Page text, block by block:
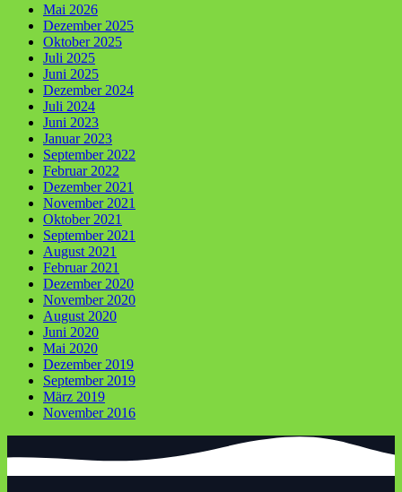
Mai 2026
Dezember 2025
Oktober 2025
Juli 2025
Juni 2025
Dezember 2024
Juli 2024
Juni 2023
Januar 2023
September 2022
Februar 2022
Dezember 2021
November 2021
Oktober 2021
September 2021
August 2021
Februar 2021
Dezember 2020
November 2020
August 2020
Juni 2020
Mai 2020
Dezember 2019
September 2019
März 2019
November 2016